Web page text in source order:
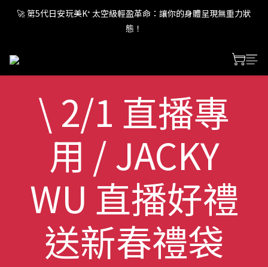
🚀 第5代日安玩美K⁺ 太空級輕盈革命：讓你的身體呈現無重力狀
態！
🚀 第5代日安玩美K⁺ 太空級輕盈革命：讓你的身體呈現無重力狀
態！
🚀 第5代日安玩美K⁺ 太空級輕盈革命：讓你的身體呈現無重力狀
\ 2/1 直播專
用 / JACKY
WU 直播好禮
送新春禮袋